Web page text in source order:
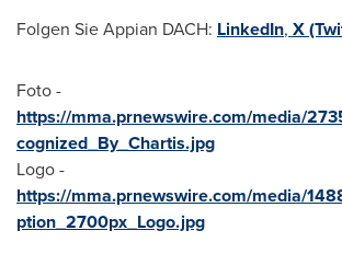
Folgen Sie Appian DACH: LinkedIn, X
Foto -
https://mma.prnewswire.com/media/
cognized_By_Chartis.jpg
Logo -
https://mma.prnewswire.com/media/
ption_2700px_Logo.jpg